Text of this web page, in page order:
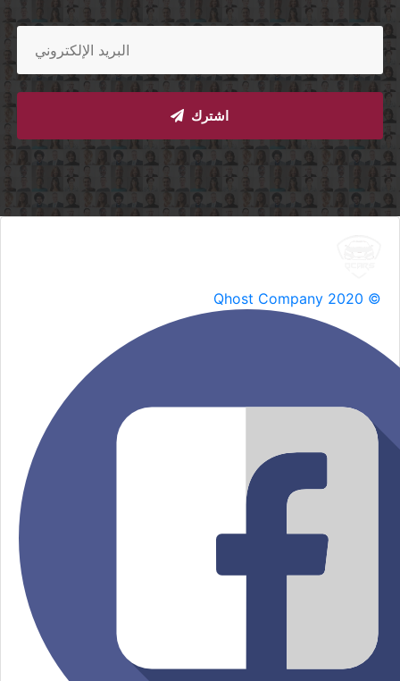
اشترك
Qhost Company 2020 ©